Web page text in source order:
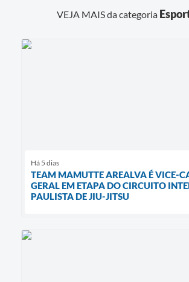
VEJA MAIS da categoria
Há 5 dias
TEAM MAMUTTE AREALVA É VICE-
GERAL EM ETAPA DO CIRCUITO
PAULISTA DE JIU-JITSU